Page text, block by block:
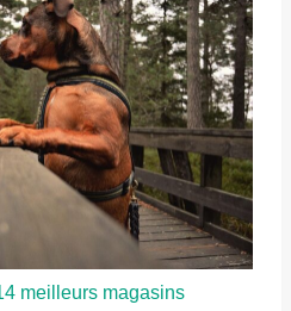
meilleurs magasins